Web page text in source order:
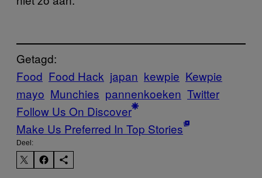
Getagd:
Food Food Hack japan kewpie Kewpie
mayo Munchies pannenkoeken Twitter
Follow Us On Discover
Make Us Preferred In Top Stories
Deel: